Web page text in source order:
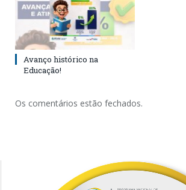
Avanço histórico na
Educação!
Os comentários estão fechados.